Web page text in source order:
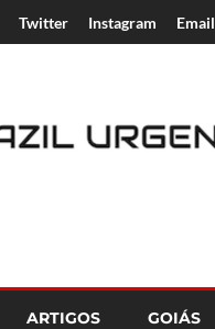
Twitter Instagram Email
ARTIGOS GOIÁS